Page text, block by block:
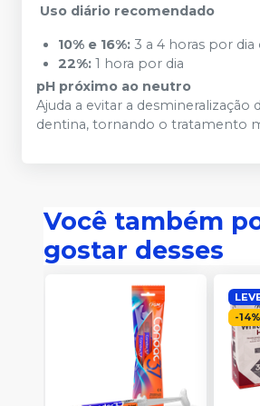
Uso diário recomendado
10% e 16%: 3 a 4 horas por
22%: 1 hora por dia
pH próximo ao neutro
Ajuda a evitar a desmineralização
dentina, tornando o tratamento
Você também
gostar desses
-14%